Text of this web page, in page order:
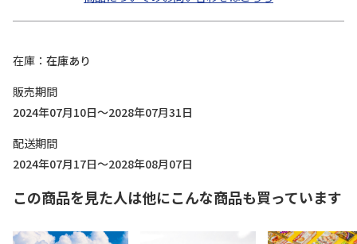
在庫
在庫あり
販売期間
2024年07月10日～2028年07月31日
配送期間
2024年07月17日～2028年08月07日
この商品を見た人は他にこんな商品も買っています